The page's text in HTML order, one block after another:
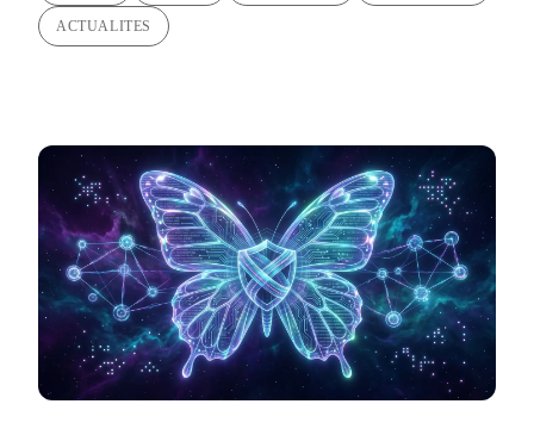
ACTUALITES